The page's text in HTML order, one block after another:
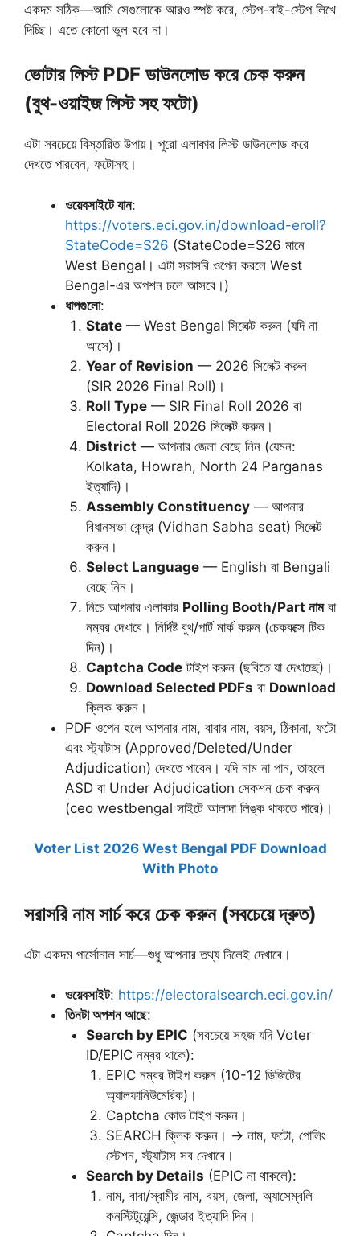
একদম সঠিক—আমি সেগুলোকে আরও স্পষ্ট করে, স্টেপ-বাই-স্টেপ লিখে
দিচ্ছি। এতে কোনো ভুল হবে না।
ভোটার লিস্ট PDF ডাউনলোড করে চেক করুন
(বুথ-ওয়াইজ লিস্ট সহ ফটো)
এটা সবচেয়ে বিস্তারিত উপায়। পুরো এলাকার লিস্ট ডাউনলোড করে
দেখতে পারবেন, ফটোসহ।
ওয়েবসাইটে যান:
https://voters.eci.gov.in/download-eroll?
StateCode=S26 (StateCode=S26 মানে
West Bengal। এটা সরাসরি ওপেন করলে West
Bengal-এর অপশন চলে আসবে।)
ধাপগুলো:
State— West Bengal সিলেক্ট করুন (যদি না
আসে)।
Year of Revision — 2026 সিলেক্ট করুন
(SIR 2026 Final Roll)।
Roll Type— SIR Final Roll 2026 বা
Electoral Roll 2026 সিলেক্ট করুন।
District — আপনার জেলা বেছে নিন (যেমন:
Kolkata, Howrah, North 24 Parganas
ইত্যাদি)।
Assembly Constituency— আপনার
বিধানসভা কেন্দ্র (Vidhan Sabha seat) সিলেক্ট
করুন।
Select Language— English বা Bengali
বেছে নিন।
নিচে আপনার এলাকার Polling Booth/Part নামবা
নম্বর দেখাবে। নির্দিষ্ট বুথ/পার্ট মার্ক করুন (চেকবক্সে টিক
দিন)।
Captcha Codeটাইপ করুন (ছবিতে যা দেখাচ্ছে)।
Download Selected PDFs বা Download
ক্লিক করুন।
PDF ওপেন হলে আপনার নাম, বাবার নাম, বয়স, ঠিকানা, ফটো
এবং স্ট্যাটাস (Approved/Deleted/Under
Adjudication) দেখতে পাবেন। যদি নাম না পান, তাহলে
ASD বা Under Adjudication সেকশন চেক করুন
(ceo westbengal সাইটে আলাদা লিঙ্ক থাকতে পারে)।
Voter List 2026 West Bengal PDF Download
With Photo
সরাসরি নাম সার্চ করে চেক করুন (সবচেয়ে দ্রুত)
এটা একদম পার্সোনাল সার্চ—শুধু আপনার তথ্য দিলেই দেখাবে।
ওয়েবসাইট: https://electoralsearch.eci.gov.in/
তিনটা অপশন আছে:
Search by EPIC (সবচেয়ে সহজ যদি Voter
ID/EPIC নম্বর থাকে):
EPIC নম্বর টাইপ করুন (10-12 ডিজিটের
অ্যালফানিউমেরিক)।
Captcha কোড টাইপ করুন।
SEARCH ক্লিক করুন। → নাম, ফটো, পোলিং
স্টেশন, স্ট্যাটাস সব দেখাবে।
Search by Details (EPIC না থাকলে):
নাম, বাবা/স্বামীর নাম, বয়স, জেলা, অ্যাসেম্বলি
কনস্টিটুয়েন্সি, জেন্ডার ইত্যাদি দিন।